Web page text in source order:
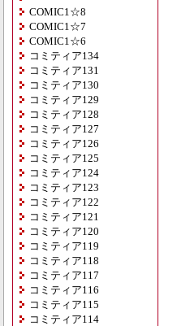
COMIC1☆8
COMIC1☆7
COMIC1☆6
コミティア134
コミティア131
コミティア130
コミティア129
コミティア128
コミティア127
コミティア126
コミティア125
コミティア124
コミティア123
コミティア122
コミティア121
コミティア120
コミティア119
コミティア118
コミティア117
コミティア116
コミティア115
コミティア114